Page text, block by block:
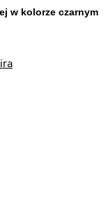
w kolorze czarnym